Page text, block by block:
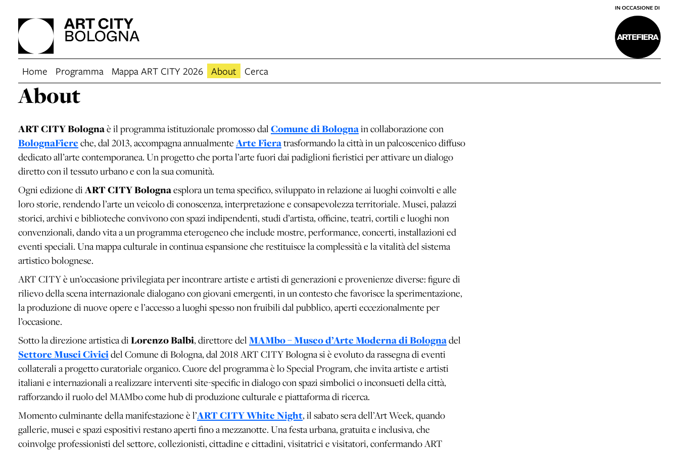
Home Programma Mappa ART CITY 2026 About Cerca
About
ART CITY Bolognaè il programma istituzionale promosso dalComune di Bolognain collaborazione con
BolognaFiere che, dal 2013, accompagna annualmenteArte Fieratrasformando la città in un palcoscenico diffuso
dedicato all’arte contemporanea. Un progetto che porta l’arte fuori dai padiglioni fieristici per attivare un dialogo
diretto con il tessuto urbano e con la sua comunità.
Ogni edizione diART CITY Bolognaesplora un tema specifico, sviluppato in relazione ai luoghi coinvolti e alle
loro storie, rendendo l’arte un veicolo di conoscenza, interpretazione e consapevolezza territoriale. Musei, palazzi
storici, archivi e biblioteche convivono con spazi indipendenti, studi d’artista, officine, teatri, cortili e luoghi non
convenzionali, dando vita a un programma eterogeneo che include mostre, performance, concerti, installazioni ed
eventi speciali. Una mappa culturale in continua espansione che restituisce la complessità e la vitalità del sistema
artistico bolognese.
ART CITY è un’occasione privilegiata per incontrare artiste e artisti di generazioni e provenienze diverse: figure di
rilievo della scena internazionale dialogano con giovani emergenti, in un contesto che favorisce la sperimentazione,
la produzione di nuove opere e l’accesso a luoghi spesso non fruibili dal pubblico, aperti eccezionalmente per
l’occasione.
Sotto la direzione artistica diLorenzo Balbi, direttore delMAMbo – Museo d’Arte Moderna di Bolognadel
Settore Musei Civicidel Comune di Bologna, dal 2018 ART CITY Bologna si è evoluto da rassegna di eventi
collaterali a progetto curatoriale organico. Cuore del programma è lo Special Program, che invita artiste e artisti
italiani e internazionali a realizzare interventi site-specific in dialogo con spazi simbolici o inconsueti della città,
rafforzando il ruolo del MAMbo come hub di produzione culturale e piattaforma di ricerca.
Momento culminante della manifestazione è l’ART CITY White Night, il sabato sera dell’Art Week, quando
gallerie, musei e spazi espositivi restano aperti fino a mezzanotte. Una festa urbana, gratuita e inclusiva, che
coinvolge professionisti del settore, collezionisti, cittadine e cittadini, visitatrici e visitatori, confermando ART